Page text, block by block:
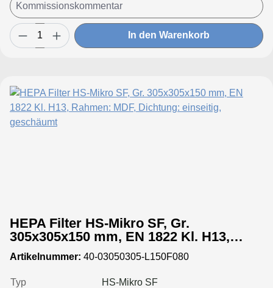
In den Warenkorb
HEPA Filter HS-Mikro SF, Gr.
305x305x150 mm, EN 1822 Kl. H13,
Rahmen: MDF, Dichtung: einseitig,
geschäumt
Artikelnummer: 40-03050305-L150F080
Typ
HS-Mikro SF